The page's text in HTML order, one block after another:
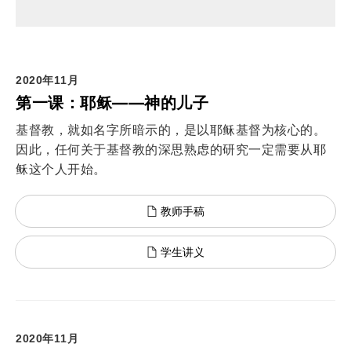
2020年11月
第一课：耶稣——神的儿子
基督教，就如名字所暗示的，是以耶稣基督为核心的。
因此，任何关于基督教的深思熟虑的研究一定需要从耶
稣这个人开始。
教师手稿
学生讲义
2020年11月